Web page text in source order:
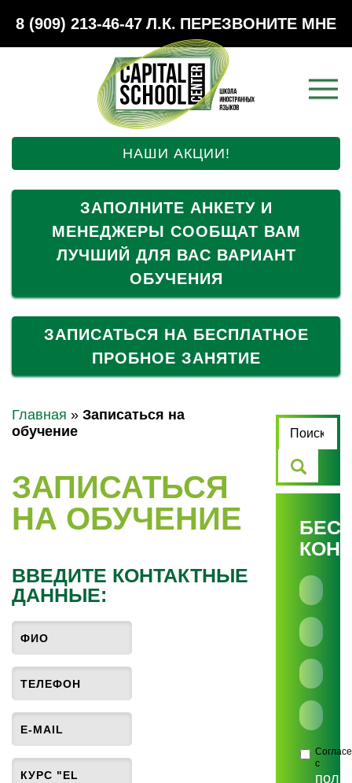
8 (909) 213-46-47 Л.К. ПЕРЕЗВОНИТЕ МНЕ
НАШИ АКЦИИ!
ЗАПОЛНИТЕ АНКЕТУ И
МЕНЕДЖЕРЫ СООБЩАТ ВАМ
ЛУЧШИЙ ДЛЯ ВАС ВАРИАНТ
ОБУЧЕНИЯ
ЗАПИСАТЬСЯ НА БЕСПЛАТНОЕ
ПРОБНОЕ ЗАНЯТИЕ
Главная » Записаться на
обучение
ЗАПИСАТЬСЯ
НА ОБУЧЕНИЕ
ВВЕДИТЕ КОНТАКТНЫЕ
ДАННЫЕ:
с